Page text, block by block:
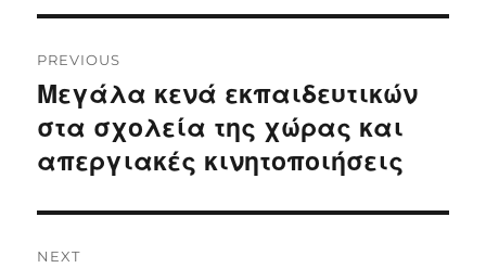
navigation
PREVIOUS
Previous
post:
Μεγάλα κενά εκπαιδευτικών
στα σχολεία της χώρας και
απεργιακές κινητοποιήσεις
NEXT